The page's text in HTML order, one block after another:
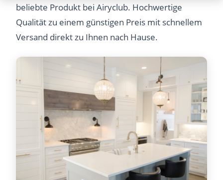
beliebte Produkt bei Airyclub. Hochwertige
Qualität zu einem günstigen Preis mit schnellem
Versand direkt zu Ihnen nach Hause.